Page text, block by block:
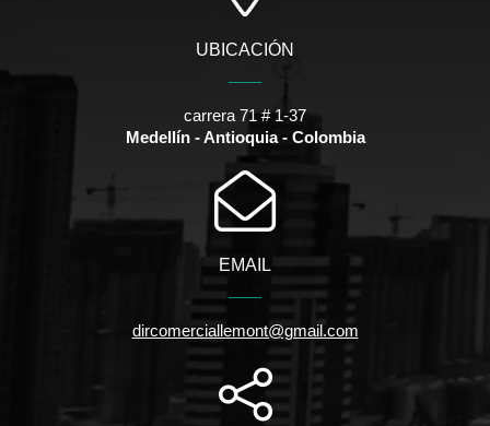
UBICACIÓN
carrera 71 # 1-37
Medellín - Antioquia - Colombia
EMAIL
dircomerciallemont@gmail.com